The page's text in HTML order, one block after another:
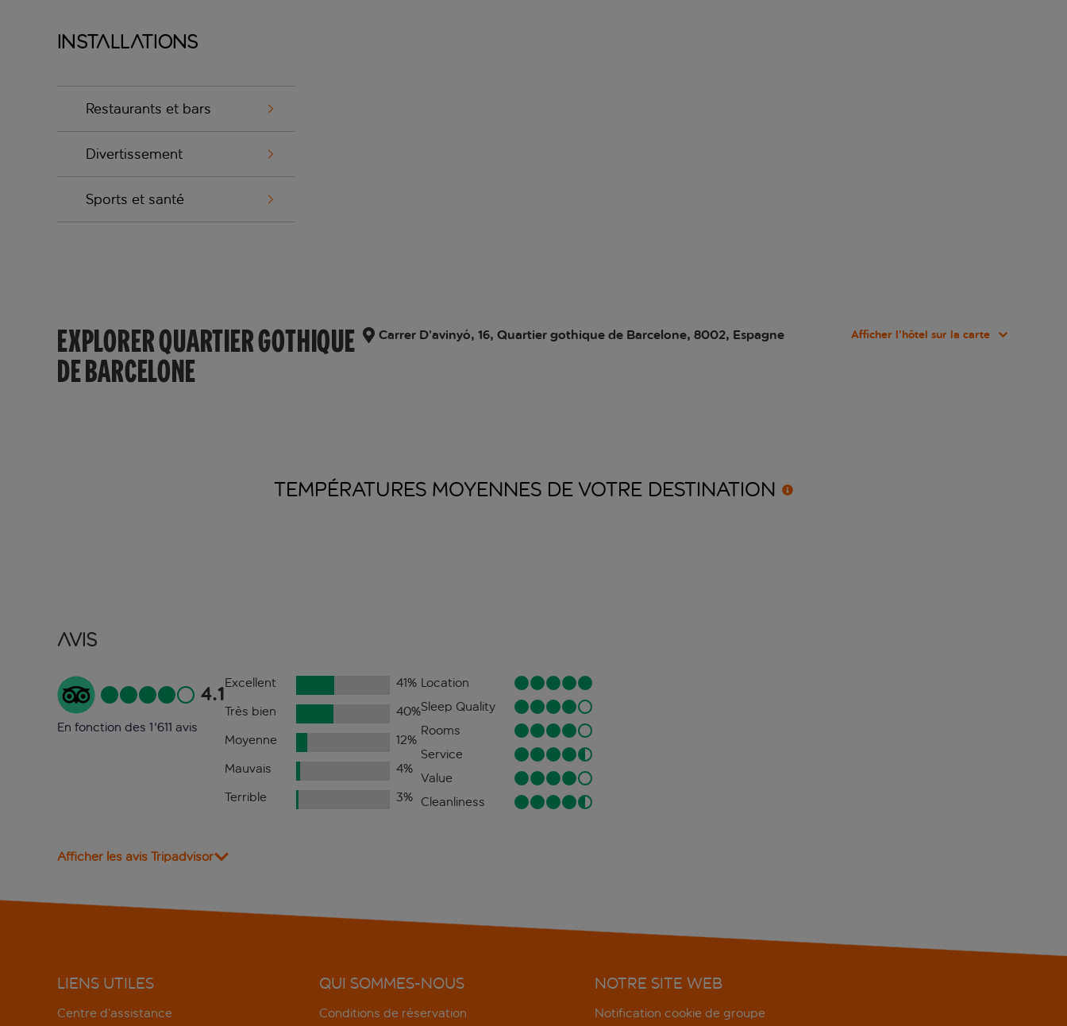
Installations
Restaurants et bars
Divertissement
Sports et santé
EXPLORER QUARTIER GOTHIQUE
DE BARCELONE
Carrer D’avinyó, 16, Quartier gothique de Barcelone, 8002, Espagne Afficher l’hôtel sur la carte
TEMPÉRATURES MOYENNES DE VOTRE DESTINATION
Avis
4.1
En fonction des 1'611 avis
Excellent 41%
Très bien
40%
Moyenne
12%
Mauvais
4%
Terrible
3%
Location
Sleep Quality
Rooms
Service
Value
Cleanliness
Afficher les avis Tripadvisor
LIENS UTILES
Centre d’assistance
QUI SOMMES-NOUS
Conditions de réservation
NOTRE SITE WEB
Notification cookie de groupe